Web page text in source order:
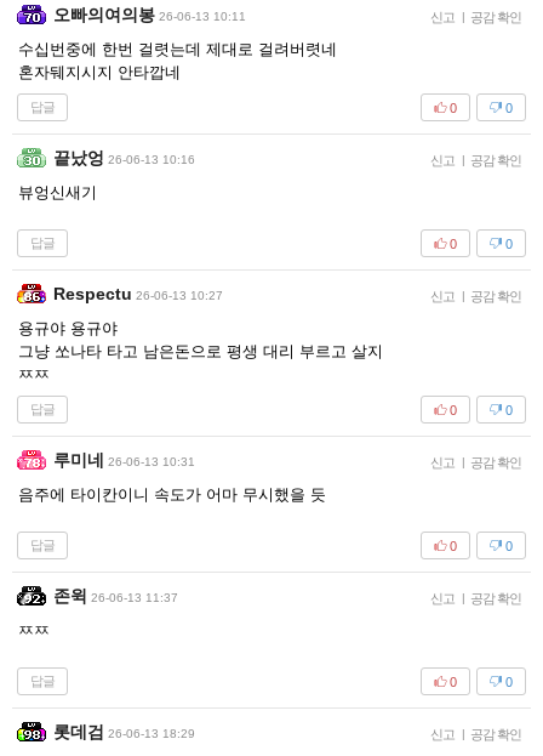
오빠의여의봉 26-06-13 10:11 신고 | 공감 확인
수십번중에 한번 걸렷는데 제대로 걸려버렷네
혼자뒈지시지 안타깝네
답글 0
0
끝났엉 26-06-13 10:16 신고 | 공감 확인
뷰엉신새기
답글 0
0
Respectu 26-06-13 10:27 신고 | 공감 확인
용규야 용규야
그냥 쏘나타 타고 남은돈으로 평생 대리 부르고 살지
ㅉㅉ
답글 0
0
루미네 26-06-13 10:31 신고 | 공감 확인
음주에 타이칸이니 속도가 어마 무시했을 듯
답글 0
0
존윅 26-06-13 11:37 신고 | 공감 확인
ㅉㅉ
답글 0
0
롯데검 26-06-13 18:29 신고 | 공감 확인